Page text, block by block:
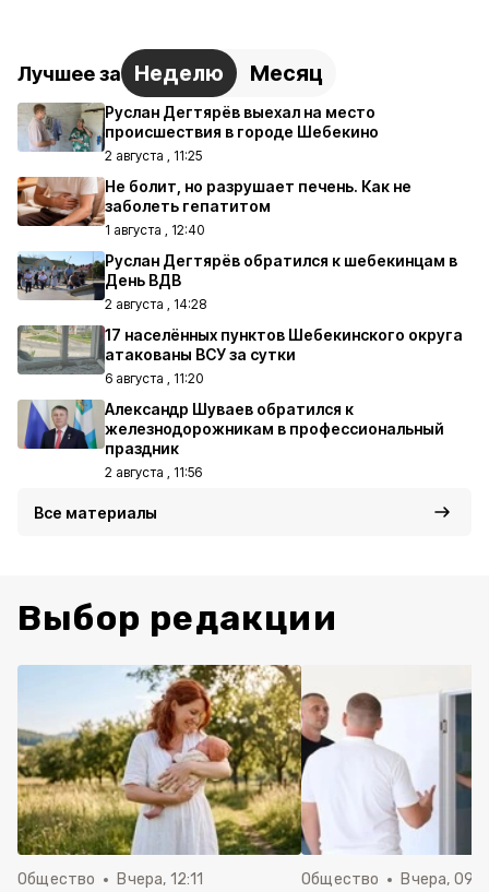
Лучшее за Неделю Месяц
Руслан Дегтярёв выехал на место
происшествия в городе Шебекино
2 августа , 11:25
Не болит, но разрушает печень. Как не
заболеть гепатитом
1 августа , 12:40
Руслан Дегтярёв обратился к шебекинцам в
День ВДВ
2 августа , 14:28
17 населённых пунктов Шебекинского округа
атакованы ВСУ за сутки
6 августа , 11:20
Александр Шуваев обратился к
железнодорожникам в профессиональный
праздник
2 августа , 11:56
Все материалы
Выбор редакции
Общество Вчера, 12:11 Общество Вчера,